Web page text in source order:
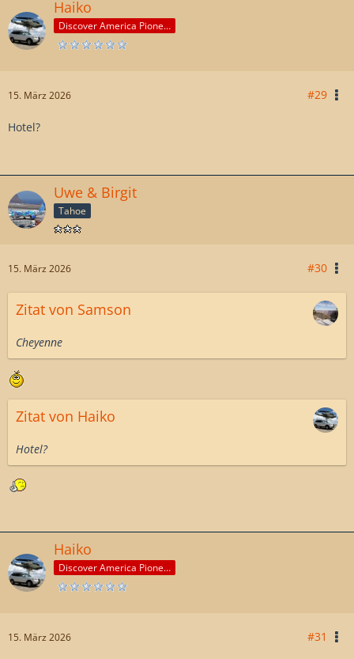
Haiko
Discover America Pioneer
15. März 2026 #29
Hotel?
Uwe & Birgit
Tahoe
15. März 2026 #30
Zitat von Samson
Cheyenne
Zitat von Haiko
Hotel?
Haiko
Discover America Pioneer
15. März 2026 #31